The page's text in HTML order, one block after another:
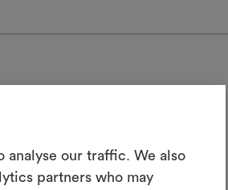
analyse our traffic. We also
partners who may